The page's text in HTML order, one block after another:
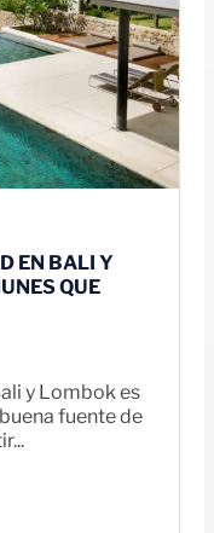
EN BALI Y
QUE
y Lombok es
fuente de